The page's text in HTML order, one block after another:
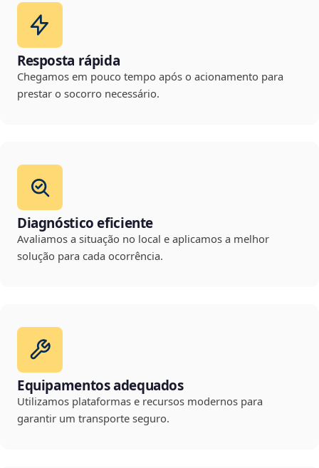
Resposta rápida
Chegamos em pouco tempo após o acionamento para
prestar o socorro necessário.
Diagnóstico eficiente
Avaliamos a situação no local e aplicamos a melhor
solução para cada ocorrência.
Equipamentos adequados
Utilizamos plataformas e recursos modernos para
garantir um transporte seguro.